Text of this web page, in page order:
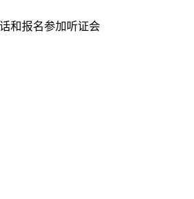
和报名参加听证会